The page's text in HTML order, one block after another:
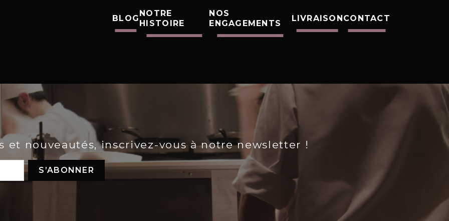
BLOG
NOTRE
HISTOIRE
NOS
ENGAGEMENTS
LIVRAISONCONTACT
et nouveautés, inscrivez-vous à notre newsletter !